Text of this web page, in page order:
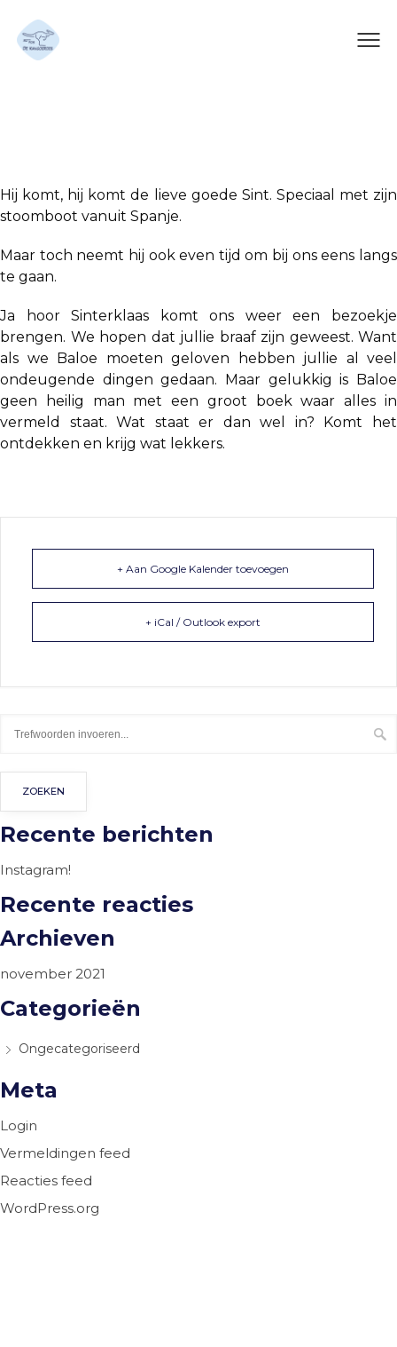
Hij komt, hij komt de lieve goede Sint. Speciaal met zijn
stoomboot vanuit Spanje.
Maar toch neemt hij ook even tijd om bij ons eens langs
te gaan.
Ja hoor Sinterklaas komt ons weer een bezoekje
brengen. We hopen dat jullie braaf zijn geweest. Want
als we Baloe moeten geloven hebben jullie al veel
ondeugende dingen gedaan. Maar gelukkig is Baloe
geen heilig man met een groot boek waar alles in
vermeld staat. Wat staat er dan wel in? Komt het
ontdekken en krijg wat lekkers.
+ Aan Google Kalender toevoegen
+ iCal / Outlook export
Recente berichten
Instagram!
Recente reacties
Archieven
november 2021
Categorieën
Ongecategoriseerd
Meta
Login
Vermeldingen feed
Reacties feed
WordPress.org